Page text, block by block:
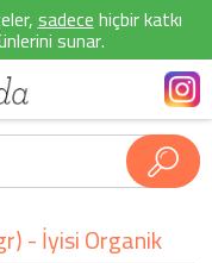
sadecehiçbir katkı
sunar.
- İyisi Organik